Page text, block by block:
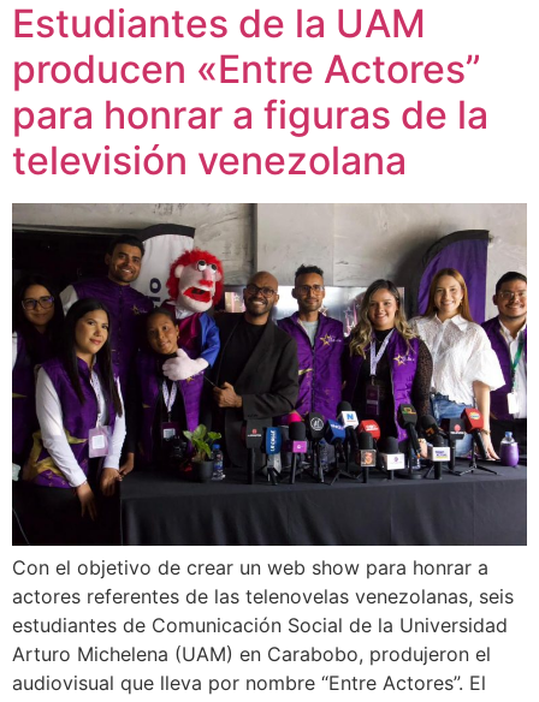
Estudiantes de la UAM
producen «Entre Actores”
para honrar a figuras de la
televisión venezolana
Con el objetivo de crear un web show para honrar a
actores referentes de las telenovelas venezolanas, seis
estudiantes de Comunicación Social de la Universidad
Arturo Michelena (UAM) en Carabobo, produjeron el
audiovisual que lleva por nombre “Entre Actores”. El